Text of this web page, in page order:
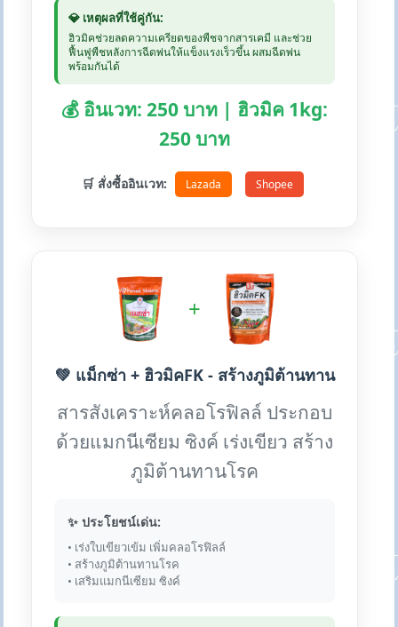
💎 เหตุผลที่ใช้คู่กัน:
ฮิวมิคช่วยลดความเครียดของพืชจากสารเคมี และช่วย
ฟื้นฟูพืชหลังการฉีดพ่นให้แข็งแรงเร็วขึ้น ผสมฉีดพ่น
พร้อมกันได้
💰 อินเวท: 250 บาท | ฮิวมิค 1kg:
250 บาท
🛒 สั่งซื้ออินเวท: Lazada Shopee
+
💚 แม็กซ่า + ฮิวมิคFK - สร้างภูมิต้านทาน
สารสังเคราะห์คลอโรฟิลล์ ประกอบ
ด้วยแมกนีเซียม ซิงค์ เร่งเขียว สร้าง
ภูมิต้านทานโรค
✨ ประโยชน์เด่น:
• เร่งใบเขียวเข้ม เพิ่มคลอโรฟิลล์
• สร้างภูมิต้านทานโรค
• เสริมแมกนีเซียม ซิงค์